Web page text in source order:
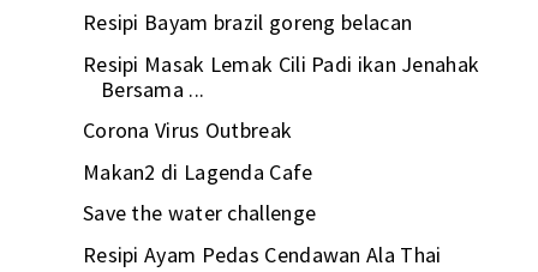
Resipi Bayam brazil goreng belacan
Resipi Masak Lemak Cili Padi ikan Jenahak
Bersama ...
Corona Virus Outbreak
Makan2 di Lagenda Cafe
Save the water challenge
Resipi Ayam Pedas Cendawan Ala Thai